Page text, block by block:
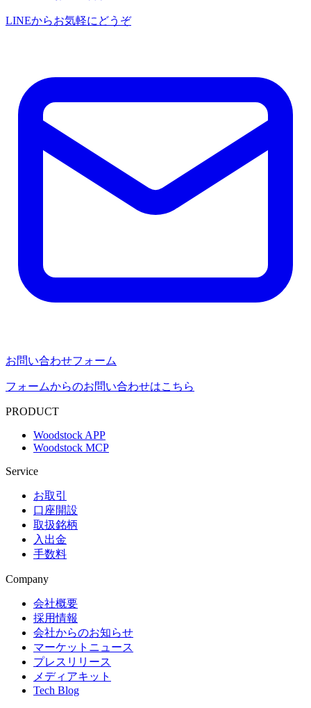
LINEからお気軽にどうぞ
お問い合わせフォーム
フォームからのお問い合わせはこちら
PRODUCT
Woodstock APP
Woodstock MCP
Service
お取引
口座開設
取扱銘柄
入出金
手数料
Company
会社概要
採用情報
会社からのお知らせ
マーケットニュース
プレスリリース
メディアキット
Tech Blog